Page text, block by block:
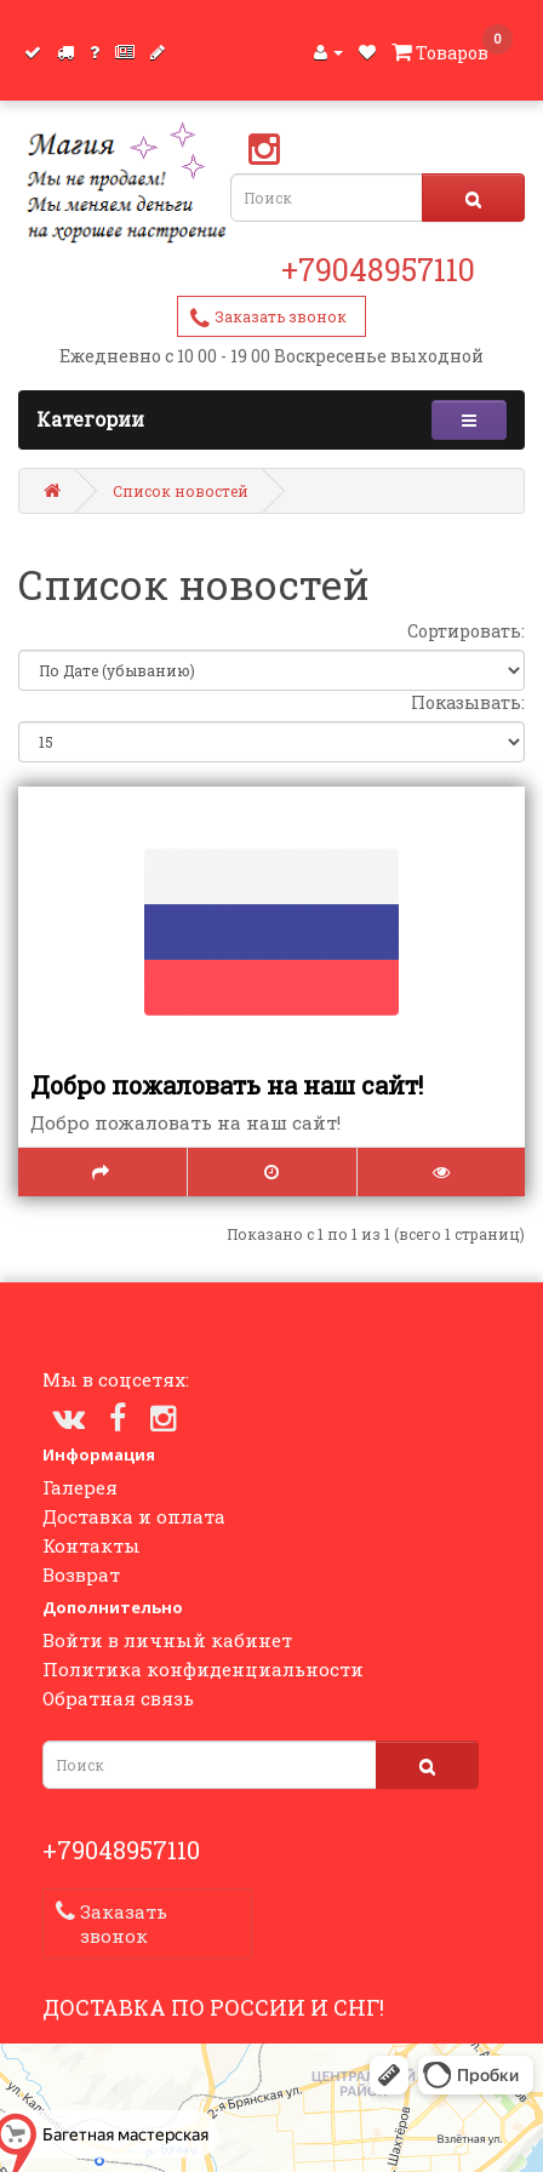
Товаров
0
+79048957110
Заказать звонок
Ежедневно с 10 00 - 19 00 Воскресенье выходной
Категории
Список новостей
Список новостей
Сортировать:
Показывать:
Добро пожаловать на наш сайт!
Добро пожаловать на наш сайт!
Показано с 1 по 1 из 1 (всего 1 страниц)
Мы в соцсетях:
Информация
Галерея
Доставка и оплата
Контакты
Возврат
Дополнительно
Войти в личный кабинет
Политика конфиденциальности
Обратная связь
+79048957110
Заказать
звонок
ДОСТАВКА ПО РОССИИ И СНГ!